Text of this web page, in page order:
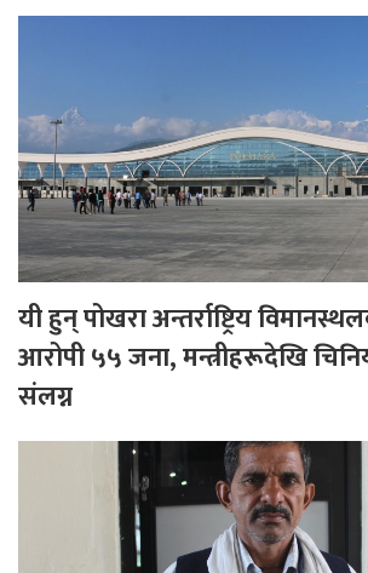
यी हुन् पोखरा अन्तर्राष्ट्रिय
आरोपी ५५ जना, मन्त्रीहरूदेखि
संलग्न